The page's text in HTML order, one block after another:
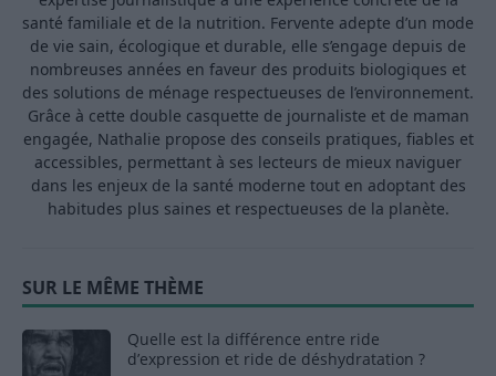
santé familiale et de la nutrition. Fervente adepte d’un mode
de vie sain, écologique et durable, elle s’engage depuis de
nombreuses années en faveur des produits biologiques et
des solutions de ménage respectueuses de l’environnement.
Grâce à cette double casquette de journaliste et de maman
engagée, Nathalie propose des conseils pratiques, fiables et
accessibles, permettant à ses lecteurs de mieux naviguer
dans les enjeux de la santé moderne tout en adoptant des
habitudes plus saines et respectueuses de la planète.
SUR LE MÊME THÈME
Quelle est la différence entre ride
d’expression et ride de déshydratation ?